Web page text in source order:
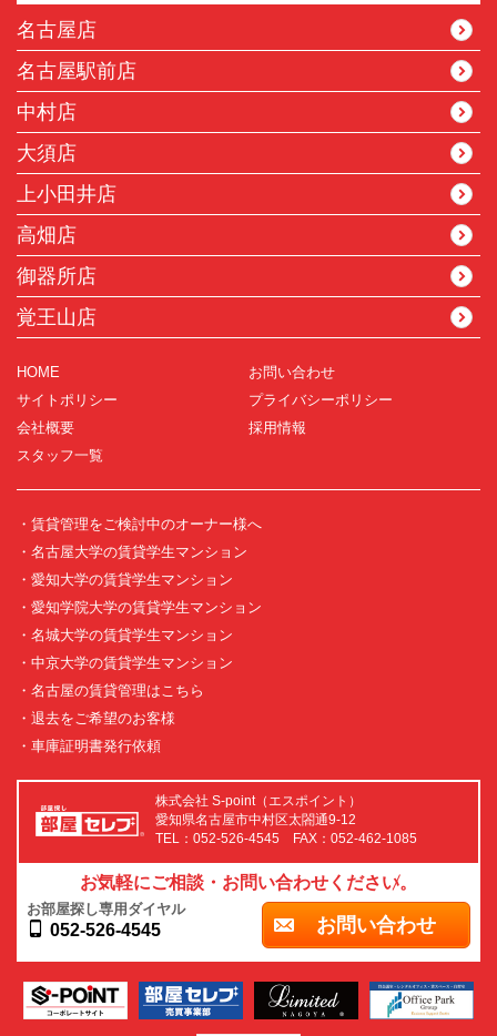
名古屋店
名古屋駅前店
中村店
大須店
上小田井店
高畑店
御器所店
覚王山店
HOME
お問い合わせ
サイトポリシー
プライバシーポリシー
会社概要
採用情報
スタッフ一覧
・賃貸管理をご検討中のオーナー様へ
・名古屋大学の賃貸学生マンション
・愛知大学の賃貸学生マンション
・愛知学院大学の賃貸学生マンション
・名城大学の賃貸学生マンション
・中京大学の賃貸学生マンション
・名古屋の賃貸管理はこちら
・退去をご希望のお客様
・車庫証明書発行依頼
株式会社 S-point（エスポイント）
愛知県名古屋市中村区太閤通9-12
TEL：052-526-4545 FAX：052-462-1085
お気軽にご相談・お問い合わせください。
お部屋探し専用ダイヤル
052-526-4545 お問い合わせ